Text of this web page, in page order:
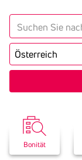
search
Land
Bonität